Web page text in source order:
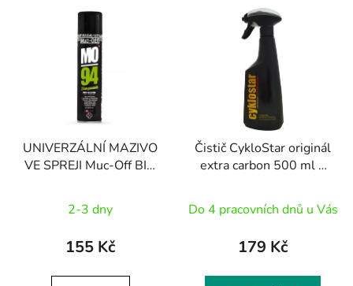
UNIVERZÁLNÍ MAZIVO
VE SPREJI Muc-Off BIO
2-3 dny
155 Kč
Čistič CykloStar originál
extra carbon 500 ml +
Do 4 pracovních dnů u Vás
179 Kč